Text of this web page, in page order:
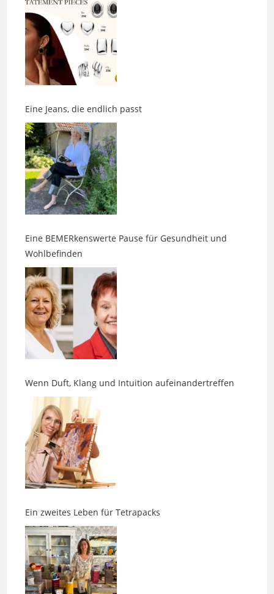
Eine Jeans, die endlich passt
Eine BEMERkenswerte Pause für Gesundheit und
Wenn Duft, Klang und Intuition aufeinandertreffen
Ein zweites Leben für Tetrapacks